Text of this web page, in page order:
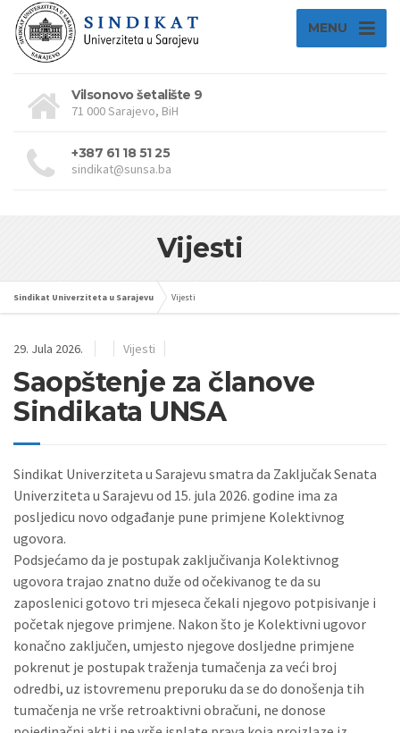
MENU
Vilsonovo šetalište 9
71 000 Sarajevo, BiH
+387 61 18 51 25
sindikat@sunsa.ba
Vijesti
Sindikat Univerziteta u Sarajevu Vijesti
29. Jula 2026. Vijesti
Saopštenje za članove
Sindikata UNSA
Sindikat Univerziteta u Sarajevu smatra da Zaključak Senata
Univerziteta u Sarajevu od 15. jula 2026. godine ima za
posljedicu novo odgađanje pune primjene Kolektivnog
ugovora.
Podsjećamo da je postupak zaključivanja Kolektivnog
ugovora trajao znatno duže od očekivanog te da su
zaposlenici gotovo tri mjeseca čekali njegovo potpisivanje i
početak njegove primjene. Nakon što je Kolektivni ugovor
konačno zaključen, umjesto njegove dosljedne primjene
pokrenut je postupak traženja tumačenja za veći broj
odredbi, uz istovremenu preporuku da se do donošenja tih
tumačenja ne vrše retroaktivni obračuni, ne donose